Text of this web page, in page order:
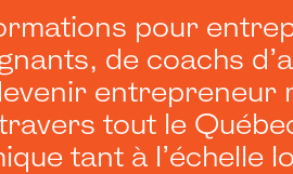
pour
de coachs
entrepreneur
tout le
tant à l’échelle